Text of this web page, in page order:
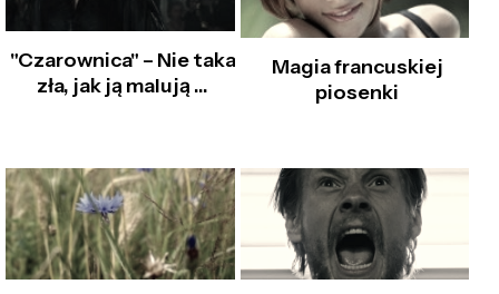
"Czarownica" – Nie taka
zła, jak ją malują ...
Magia francuskiej
piosenki